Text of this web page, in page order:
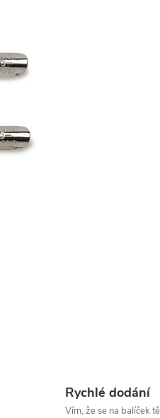
Rychlé dodání
Vím, že se na balíček